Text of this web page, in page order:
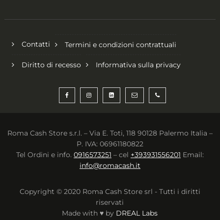
Contatti Termini e condizioni contrattuali
Diritto di recesso Informativa sulla privacy
Roma Cash Store s.r.l. – Via E. Toti, 118 90128 Palermo Italia –
P. IVA: 06961180822
Tel Ordini e info. 0916573251 – cel +393931556201 Email:
info@romacash.it
Copyright © 2020 Roma Cash Store srl - Tutti i diritti
riservati
Made with ♥ by DREAL Labs